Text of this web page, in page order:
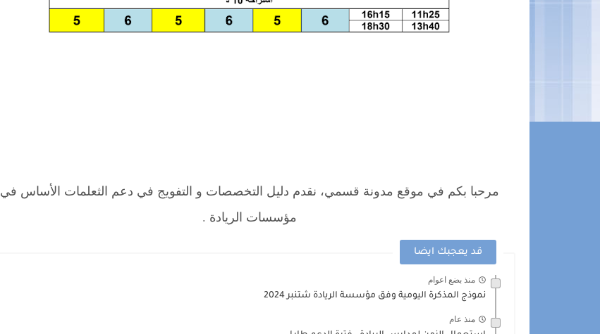
مرحبا بكم في موقع مدونة قسمي، نقدم دليل التخصصات و التفويج في دعم الثعلمات الأساس في
مؤسسات الريادة .
قد يعجبك ايضا
منذ بضع اعوام
نموذج المذكرة اليومية وفق مؤسسة الريادة شتنبر 2024
منذ عام